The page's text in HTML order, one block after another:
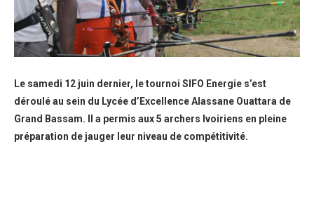
Le samedi 12 juin dernier, le tournoi SIFO Energie s’est
déroulé au sein du Lycée d’Excellence Alassane Ouattara de
Grand Bassam. Il a permis aux 5 archers Ivoiriens en pleine
préparation de jauger leur niveau de compétitivité.